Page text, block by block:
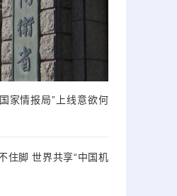
家情报局”上线意欲何
住脚 世界共享“中国机